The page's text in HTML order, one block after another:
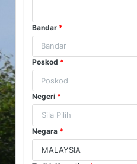
Bandar *
Poskod *
Negeri *
Sila Pilih
Negara *
MALAYSIA